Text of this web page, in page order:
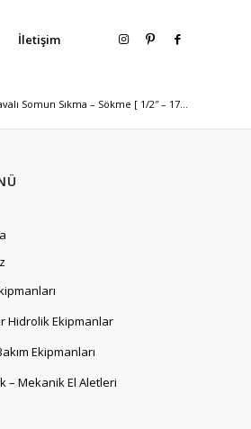
İletişim
Somun Sıkma – Sökme [ 1/2″ – 17...
Hidrolik Ekipmanlar
Ekipmanları
– Mekanik El Aletleri